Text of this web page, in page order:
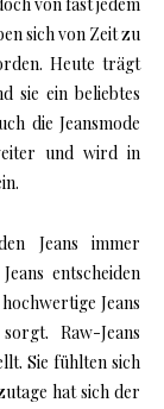
sich von Zeit zu
Heute trägt
sie ein beliebtes
die Jeansmode
und wird in
Jeans immer
entscheiden
Jeans
Raw-Jeans
Sie fühlten sich
hat sich der